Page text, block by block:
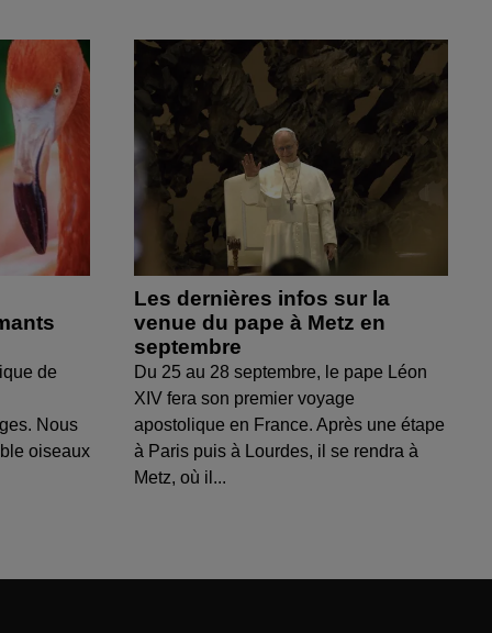
de
Nous
oiseaux
Les dernières infos sur la
venue du pape à Metz en
septembre
Du 25 au 28 septembre, le pape Léon
XIV fera son premier voyage
apostolique en France. Après une étape
à Paris puis à Lourdes, il se rendra à
Metz, où il...